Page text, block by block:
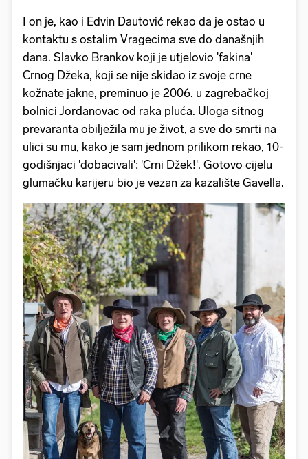
I on je, kao i Edvin Dautović rekao da je ostao u
kontaktu s ostalim Vragecima sve do današnjih
dana. Slavko Brankov koji je utjelovio 'fakina'
Crnog Džeka, koji se nije skidao iz svoje crne
kožnate jakne, preminuo je 2006. u zagrebačkoj
bolnici Jordanovac od raka pluća. Uloga sitnog
prevaranta obilježila mu je život, a sve do smrti na
ulici su mu, kako je sam jednom prilikom rekao, 10-
godišnjaci 'dobacivali': 'Crni Džek!'. Gotovo cijelu
glumačku karijeru bio je vezan za kazalište Gavella.